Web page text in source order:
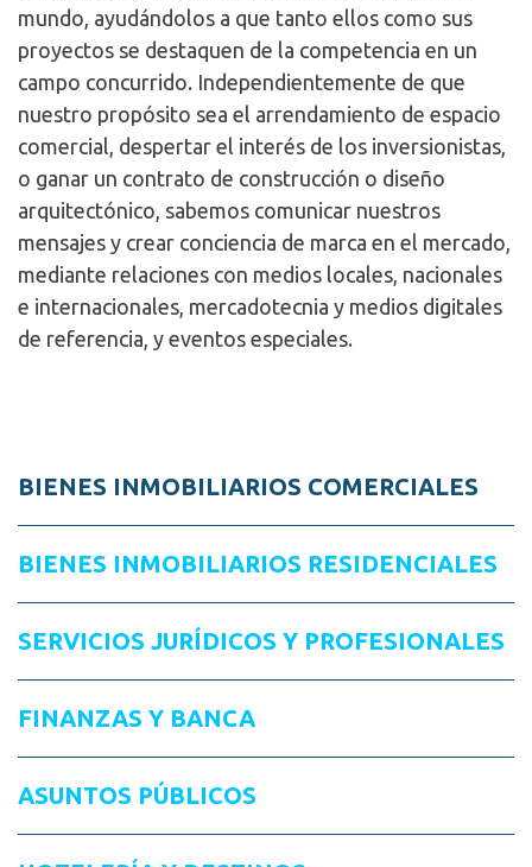
mundo, ayudándolos a que tanto ellos como sus
proyectos se destaquen de la competencia en un
campo concurrido. Independientemente de que
nuestro propósito sea el arrendamiento de espacio
comercial, despertar el interés de los inversionistas,
o ganar un contrato de construcción o diseño
arquitectónico, sabemos comunicar nuestros
mensajes y crear conciencia de marca en el mercado,
mediante relaciones con medios locales, nacionales
e internacionales, mercadotecnia y medios digitales
de referencia, y eventos especiales.
BIENES INMOBILIARIOS COMERCIALES
BIENES INMOBILIARIOS RESIDENCIALES
SERVICIOS JURÍDICOS Y PROFESIONALES
FINANZAS Y BANCA
ASUNTOS PÚBLICOS